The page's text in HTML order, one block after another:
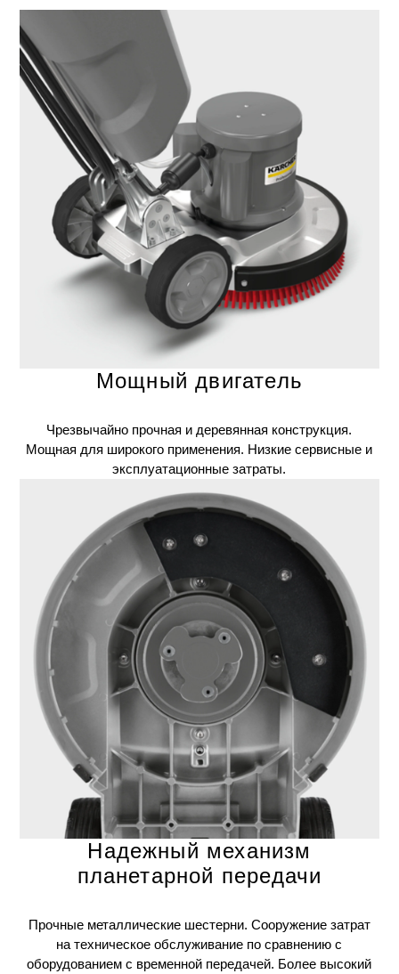
Мощный двигатель
Чрезвычайно прочная и деревянная конструкция.
Мощная для широкого применения. Низкие сервисные и
эксплуатационные затраты.
Надежный механизм
планетарной передачи
Прочные металлические шестерни. Сооружение затрат
на техническое обслуживание по сравнению с
оборудованием с временной передачей. Более высокий